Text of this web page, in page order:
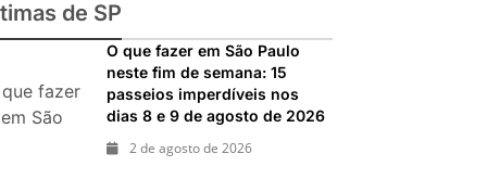
imperdíveis
25 e 26 de julho: festas, shows, exposições e
18 e 19 de julho de 2026: festas julinas, shows,
imperdíveis
de semana de 11 e 12 de julho: guia completo
parques, gastronomia, automobilismo e
de SP
que fazer
em São
O que fazer em São Paulo
neste fim de semana: 15
passeios imperdíveis nos
dias 8 e 9 de agosto de 2026
2 de agosto de 2026